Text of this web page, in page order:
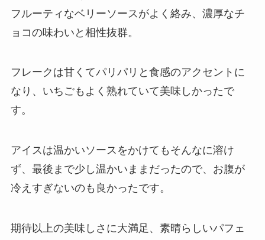
フルーティなベリーソースがよく絡み、濃厚なチ
ョコの味わいと相性抜群。
フレークは甘くてパリパリと食感のアクセントに
なり、いちごもよく熟れていて美味しかったで
す。
アイスは温かいソースをかけてもそんなに溶け
ず、最後まで少し温かいままだったので、お腹が
冷えすぎないのも良かったです。
期待以上の美味しさに大満足、素晴らしいパフェ